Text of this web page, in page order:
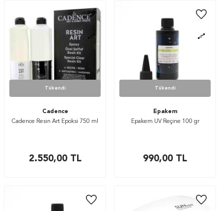
Tükendi
Cadence
Cadence Resin Art Epoksi 750 ml
2.550,00TL
Tükendi
Epakem
Epakem UV Reçine 100 gr
990,00 TL